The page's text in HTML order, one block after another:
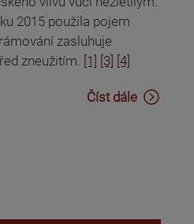
2015 použila pojem
zasluhuje
zneužitím. [1] [3] [4]
Číst dále